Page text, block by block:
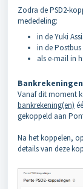
Zodra de PSD2-
mededeling:
in de Yuki
in de Postbus
als e-mail in
Vanaf dit moment
bankrekening(en)
gekoppeld aan
Na het koppelen,
details van deze